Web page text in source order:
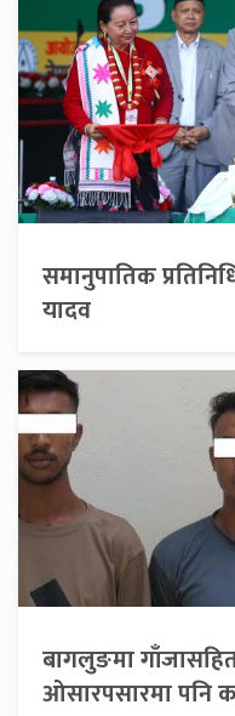
समानुपातिक
यादव
बागलुङमा
ओसारपसारमा पनि